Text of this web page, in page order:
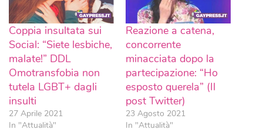
Coppia insultata sui
Social: “Siete lesbiche,
malate!” DDL
Omotransfobia non
tutela LGBT+ dagli
insulti
27 Aprile 2021
In "Attualità"
Reazione a catena,
concorrente
minacciata dopo la
partecipazione: “Ho
esposto querela” (Il
post Twitter)
23 Agosto 2021
In "Attualità"